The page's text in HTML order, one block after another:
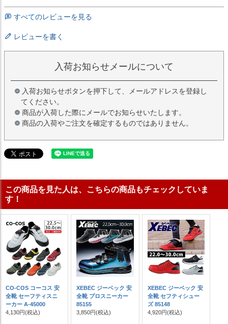
すべてのレビューを見る
レビューを書く
入荷お知らせメールについて
入荷お知らせボタンを押下して、メールアドレスを登録し
てください。
商品が入荷した際にメールでお知らせいたします。
商品の入荷やご注文を確定するものではありません。
この商品を見た人は、こちらの商品もチェックしていま
す！
CO-COS コーコス 安
全靴 セーフティスニ
ーカー A-45000
4,130円(税込)
XEBEC ジーベック 安
全靴 プロスニーカー
85155
3,850円(税込)
XEBEC ジーベック 安
全靴 セフティシュー
ズ 85148
4,920円(税込)